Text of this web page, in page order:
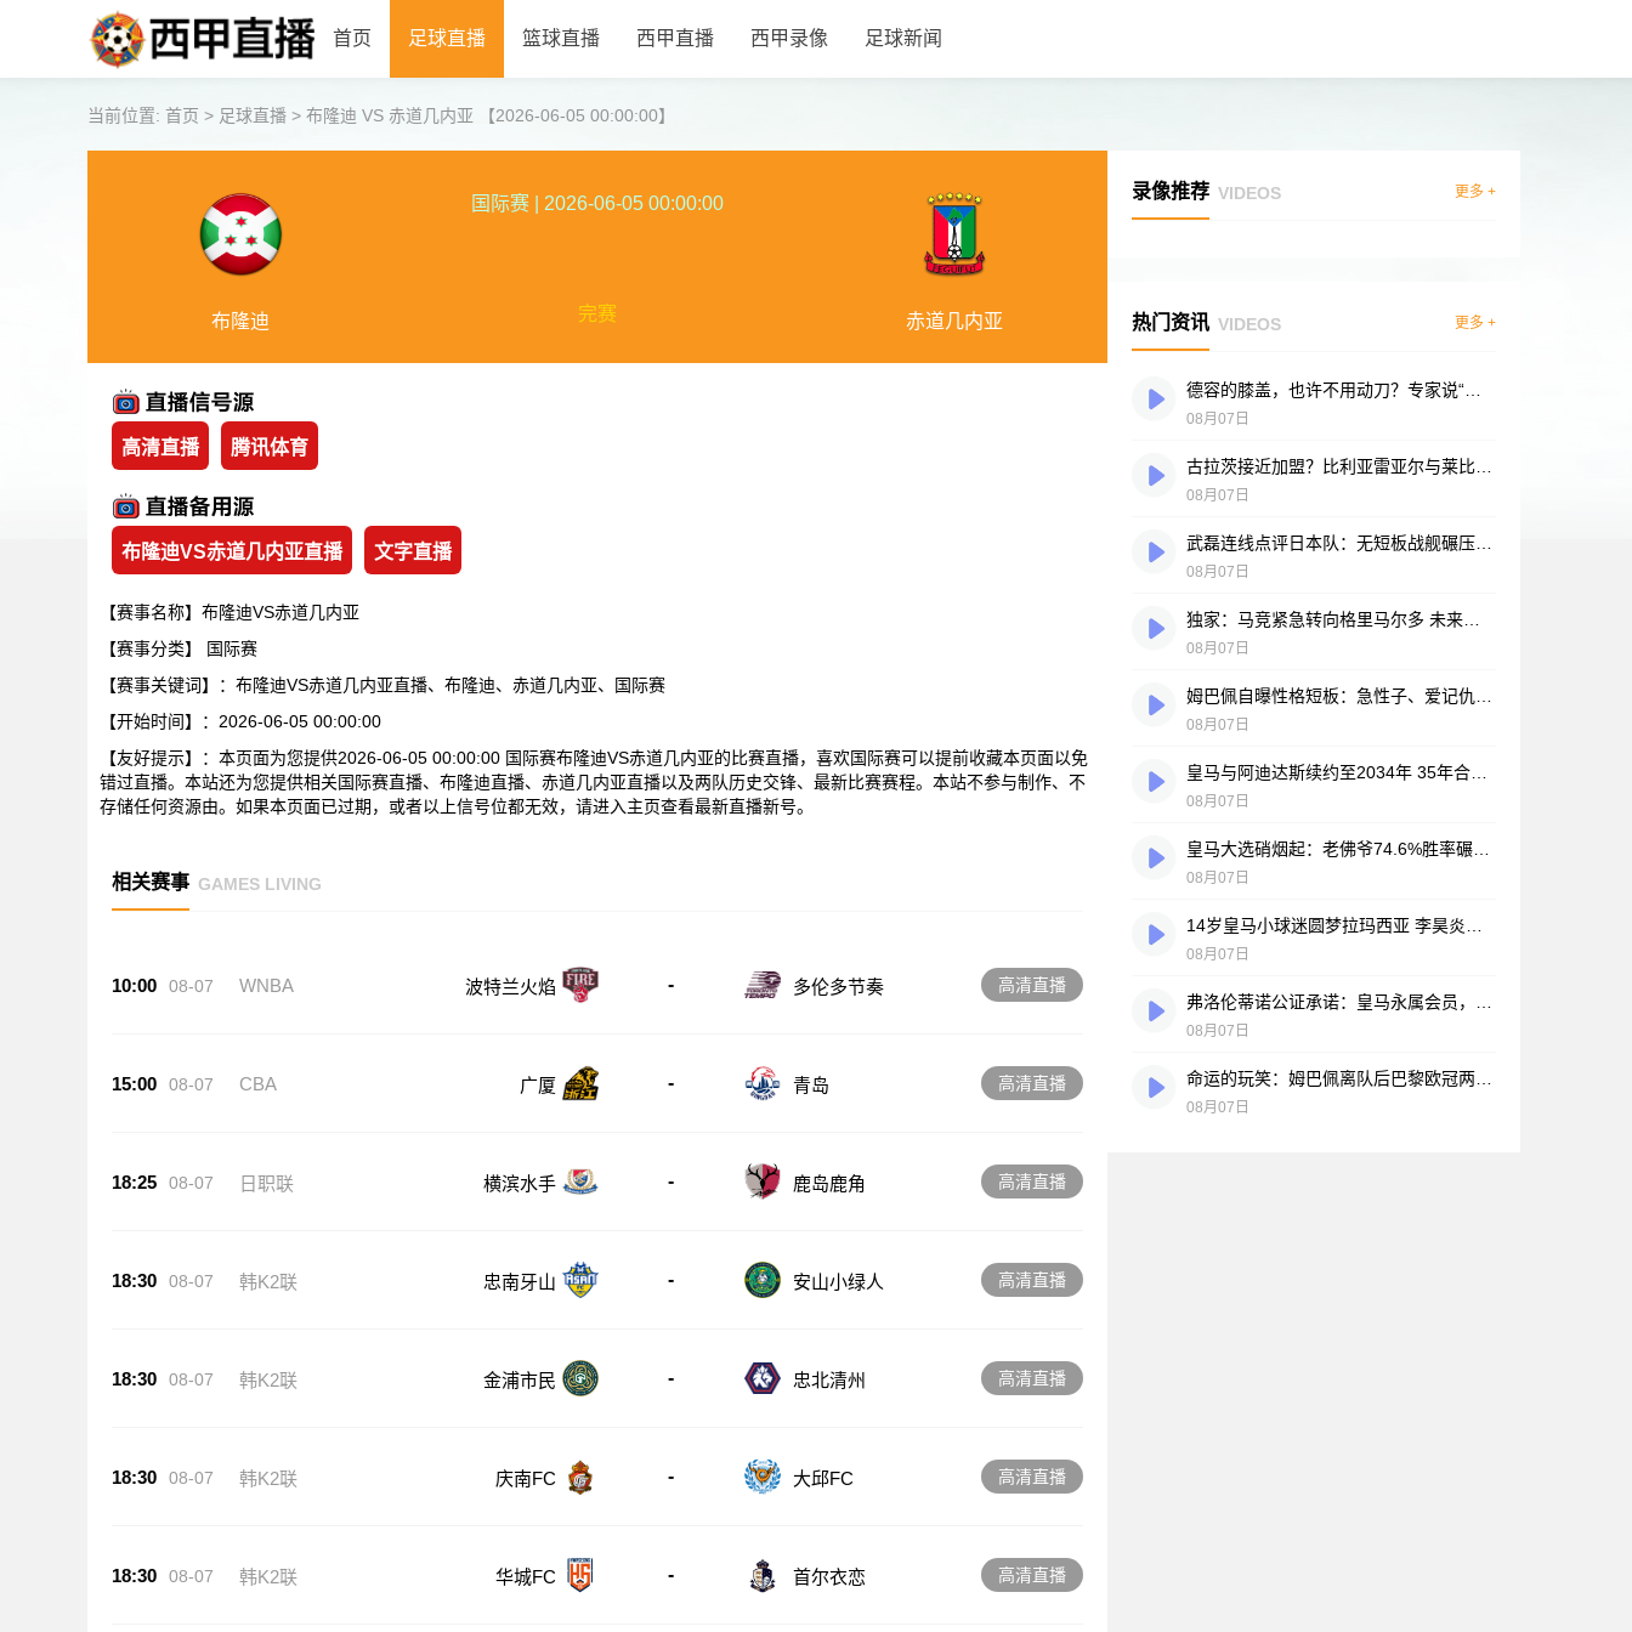
首页 足球直播 篮球直播 西甲直播 西甲录像 足球新闻
当前位置: 首页 > 足球直播 > 布隆迪 VS 赤道几内亚 【2026-06-05 00:00:00】
布隆迪
国际赛 2026-06-05 00:00:00
完赛 赤道几内亚
高清直播 腾讯体育
布隆迪VS赤道几内亚直播 文字直播
【赛事名称】布隆迪VS赤道几内亚
【赛事分类】
国际赛
【赛事关键词】：布隆迪VS赤道几内亚直播、布隆迪、赤道几内亚、国际赛
【开始时间】：2026-06-05 00:00:00
【友好提示】：本页面为您提供2026-06-05 00:00:00 国际赛布隆迪VS赤道几内亚的比赛直播，喜欢国际赛可以提前收藏本页面以免
错过直播。本站还为您提供相关国际赛直播、布隆迪直播、赤道几内亚直播以及两队历史交锋、最新比赛赛程。本站不参与制作、不
存储任何资源由。如果本页面已过期，或者以上信号位都无效，请进入主页查看最新直播新号。
相关赛事 GAMES LIVING
10:00 08-07 WNBA 波特兰火焰 - 多伦多节奏 高清直播
15:00 08-07 CBA 广厦 - 青岛 高清直播
18:25 08-07 日职联 横滨水手 - 鹿岛鹿角 高清直播
18:30 08-07 韩K2联 忠南牙山 - 安山小绿人 高清直播
18:30 08-07 韩K2联 金浦市民 - 忠北清州 高清直播
18:30 08-07 韩K2联 庆南FC - 大邱FC 高清直播
18:30 08-07 韩K2联 华城FC - 首尔衣恋 高清直播
录像推荐 VIDEOS 更多 +
热门资讯 VIDEOS 更多 +
08月07日
08月07日
08月07日
08月07日
08月07日
08月07日
08月07日
08月07日
08月07日
08月07日